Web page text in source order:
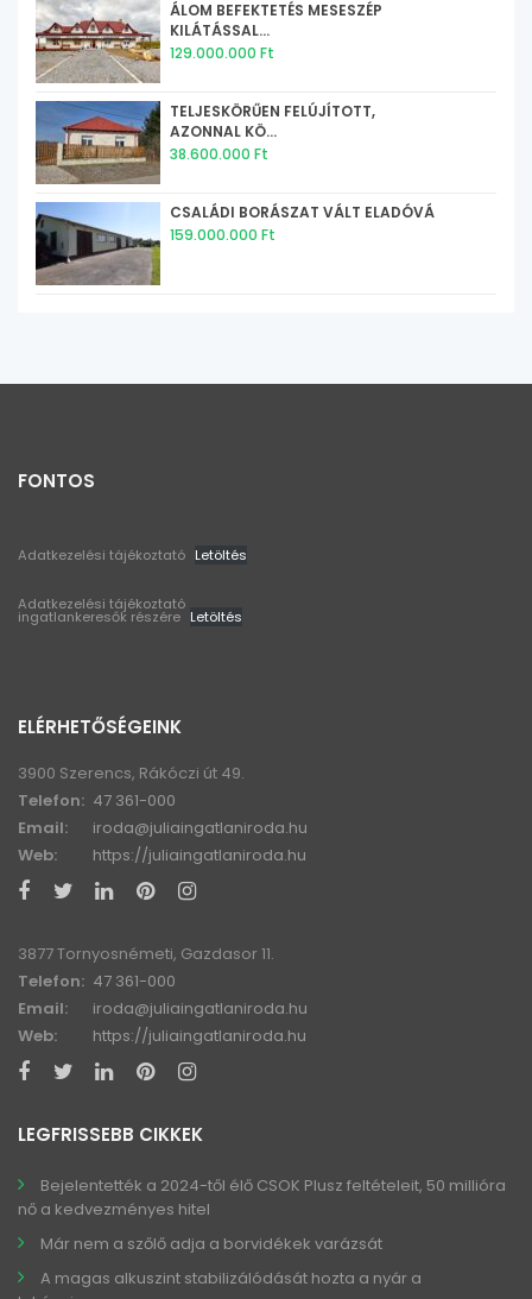
ÁLOM BEFEKTETÉS MESESZÉP
KILÁTÁSSAL...
129.000.000 Ft
TELJESKÖRŰEN FELÚJÍTOTT,
AZONNAL KÖ...
38.600.000 Ft
CSALÁDI BORÁSZAT VÁLT ELADÓVÁ
159.000.000 Ft
FONTOS
Adatkezelési tájékoztató Letöltés
Adatkezelési tájékoztató
ingatlankeresők részére Letöltés
ELÉRHETŐSÉGEINK
3900 Szerencs, Rákóczi út 49.
Telefon: 47 361-000
Email:
iroda@juliaingatlaniroda.hu
Web:
https://juliaingatlaniroda.hu
3877 Tornyosnémeti, Gazdasor 11.
Telefon: 47 361-000
Email:
iroda@juliaingatlaniroda.hu
Web:
https://juliaingatlaniroda.hu
LEGFRISSEBB CIKKEK
Bejelentették a 2024-től élő CSOK Plusz feltételeit, 50 millióra
nő a kedvezményes hitel
Már nem a szőlő adja a borvidékek varázsát
A magas alkuszint stabilizálódását hozta a nyár a